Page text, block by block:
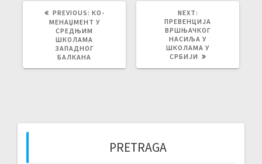
PREVIOUS: PREVIOUS
POST:
КО-
МЕНАЏМЕНТ У
СРЕДЊИМ
ШКОЛАМА
ЗАПАДНОГ
БАЛКАНА
NEXT:
POST:
ПРЕВЕНЦИЈА
ВРШЊАЧКОГ
НАСИЉА У
ШКОЛАМА У
СРБИЈИ
PRETRAGA